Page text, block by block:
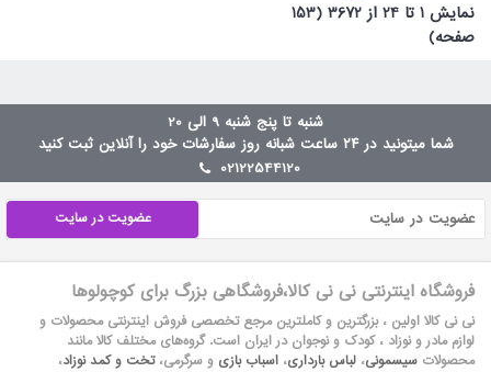
نمايش 1 تا 24 از 3672 (153
صفحه)
شنبه تا پنج شنبه 9 الی 20
شما میتونید در ۲۴ ساعت شبانه روز سفارشات خود را آنلاین ثبت کنید
02122544120
عضویت در سایت
فروشگاه اینترنتی نی نی کالا،فروشگاهی بزرگ برای کوچولوها
نی نی کالا اولین ، بزرگترین و کاملترین مرجع تخصصی فروش اینترنتی محصولات و
لوازم مادر و نوزاد ، کودک و نوجوان در ایران است. گروه‏‏‌های مختلف کالا مانند
محصولات سیسمونی، لباس بارداری، اسباب بازی و سرگرمی،تخت و کمد نوزاد،